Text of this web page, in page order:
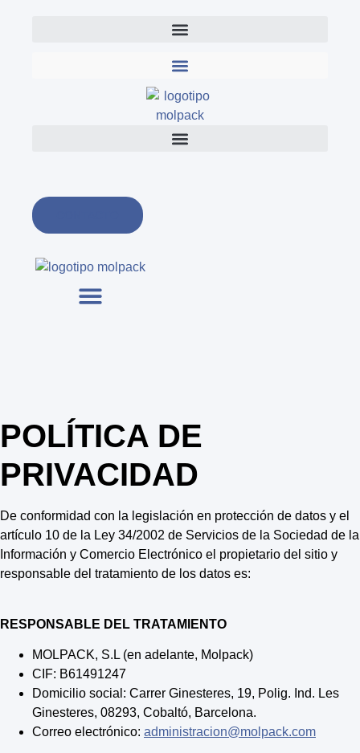
POLÍTICA DE
PRIVACIDAD
De conformidad con la legislación en protección de datos y el
artículo 10 de la Ley 34/2002 de Servicios de la Sociedad de la
Información y Comercio Electrónico el propietario del sitio y
responsable del tratamiento de los datos es:
RESPONSABLE DEL TRATAMIENTO
MOLPACK, S.L (en adelante, Molpack)
CIF: B61491247
Domicilio social: Carrer Ginesteres, 19, Polig. Ind. Les
Ginesteres, 08293, Cobaltó, Barcelona.
Correo electrónico: administracion@molpack.com